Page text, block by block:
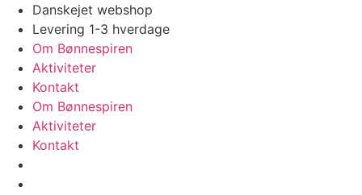
Videre
indhold
Danskejet webshop
Levering 1-3 hverdage
Om Bønnespiren
Aktiviteter
Kontakt
Om Bønnespiren
Aktiviteter
Kontakt